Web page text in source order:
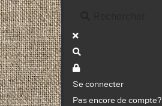
Se connecter
Pas encore de compte?